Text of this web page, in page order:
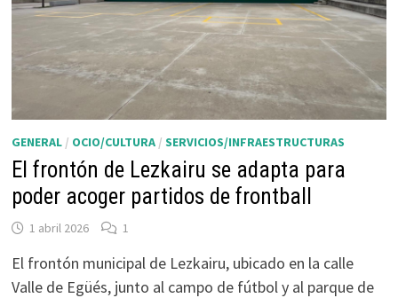
GENERAL/ OCIO/CULTURA/ SERVICIOS/INFRAESTRUCTURAS
El frontón de Lezkairu se adapta para
poder acoger partidos de frontball
1 abril 2026 1
El frontón municipal de Lezkairu, ubicado en la calle
Valle de Egüés, junto al campo de fútbol y al parque de